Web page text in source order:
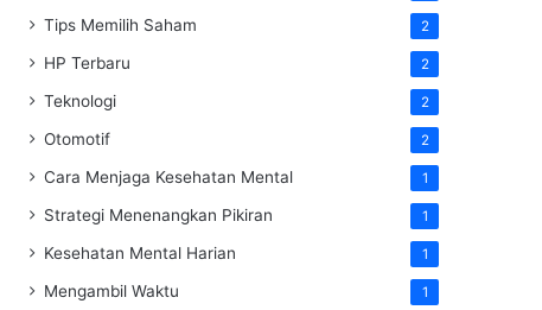
Tips Memilih Saham 2
HP Terbaru 2
Teknologi 2
Otomotif 2
Cara Menjaga Kesehatan Mental 1
Strategi Menenangkan Pikiran 1
Kesehatan Mental Harian 1
Mengambil Waktu 1